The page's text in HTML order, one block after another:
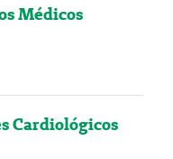
Médicos
Cardiológicos